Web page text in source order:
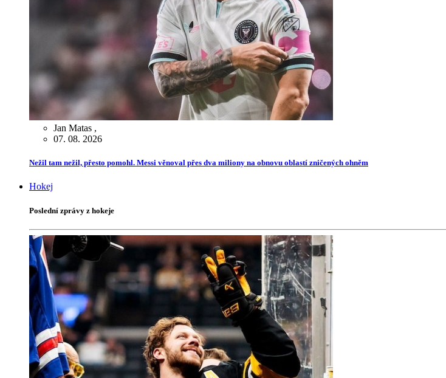
Jan Matas ,
07. 08. 2026
Nežil tam nežil, přesto pomohl. Messi věnoval přes dva miliony na obnovu oblastí zničených ohněm
Hokej
Poslední zprávy z hokeje